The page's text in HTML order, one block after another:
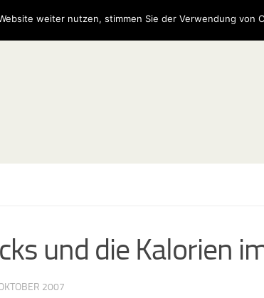
und die Kalorien
2007
weiter nutzen, stimmen Sie der Verwendung von